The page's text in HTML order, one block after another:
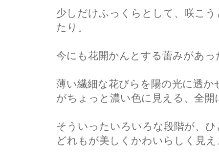
少しだけふっくらとして、咲こ
たり。
今にも花開かんとする蕾みがあっ
薄い繊細な花びらを陽の光に透
がちょっと濃い色に見える、全
そういったいろいろな段階が、
どれもが美しくかわいらしく見